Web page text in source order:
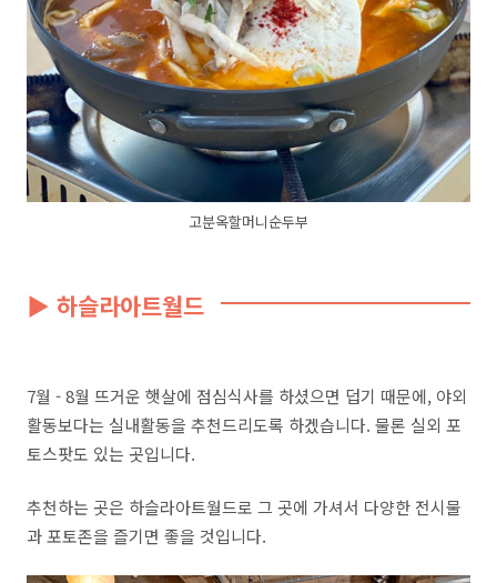
고분옥할머니순두부
▶ 하슬라아트월드
7월 - 8월 뜨거운 햇살에 점심식사를 하셨으면 덥기 때문에, 야외
활동보다는 실내활동을 추천드리도록 하겠습니다. 물론 실외 포
토스팟도 있는 곳입니다.
추천하는 곳은 하슬라아트월드로 그 곳에 가셔서 다양한 전시물
과 포토존을 즐기면 좋을 것입니다.